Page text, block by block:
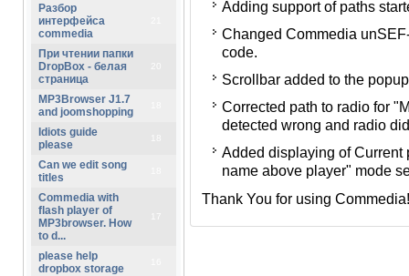
Разбор
интерфейса
commedia
При чтении папки
DropBox - белая
страница
MP3Browser J1.7
and joomshopping
Idiots guide
please
Can we edit song
titles
Commedia with
flash player of
MP3browser. How
to d...
please help
dropbox storage
Adding support of paths
Changed Commedia
code.
Scrollbar added to the
Corrected path to radio for
detected wrong and radio
Added displaying of Current
name above player" mode
Thank You for using Commedia!
SEF-урл и убрана из
проигрыватель (который
Добавлена полоса
подкорректирован вывод
(иногда путь определялся
Добавлено отображение
радио в случае, когда
над проигрывателем".
Спасибо Вам за поддержку